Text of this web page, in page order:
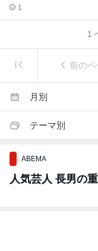
1
1
前のペ
月別
テーマ別
ABEMA
人気芸人 長男の